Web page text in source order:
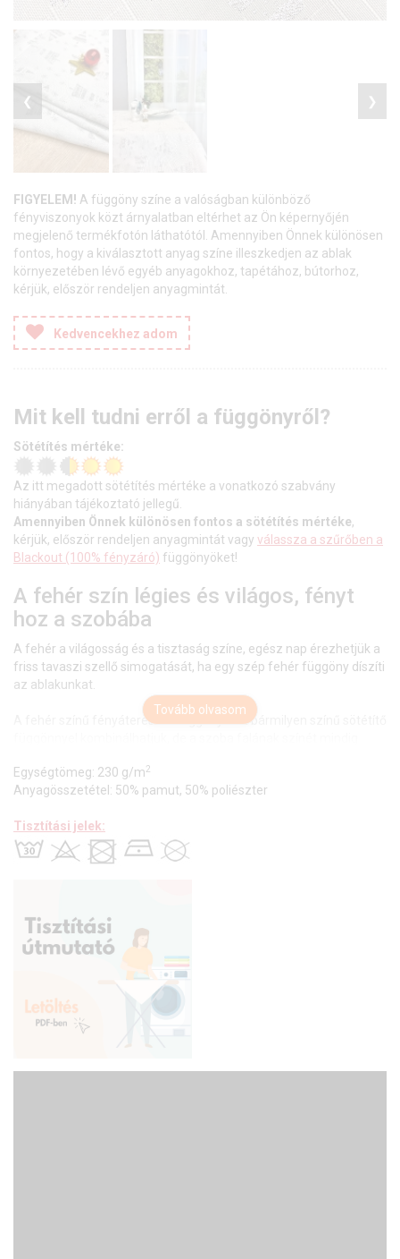
❮ ❯
FIGYELEM! A függöny színe a valóságban különböző
fényviszonyok közt árnyalatban eltérhet az Ön képernyőjén
megjelenő termékfotón láthatótól. Amennyiben Önnek különösen
fontos, hogy a kiválasztott anyag színe illeszkedjen az ablak
környezetében lévő egyéb anyagokhoz, tapétához, bútorhoz,
kérjük, először rendeljen anyagmintát.
Kedvencekhez adom
Mit kell tudni erről a függönyről?
Sötétítés mértéke:
Az itt megadott sötétítés mértéke a vonatkozó szabvány
hiányában tájékoztató jellegű.
Amennyiben Önnek különösen fontos a sötétítés mértéke,
kérjük, először rendeljen anyagmintát vagy válassza a szűrőben a
Blackout (100% fényzáró) függönyöket!
A fehér szín légies és világos, fényt
hoz a szobába
A fehér a világosság és a tisztaság színe, egész nap érezhetjük a
friss tavaszi szellő simogatását, ha egy szép fehér függöny díszíti
az ablakunkat.
A fehér színű fényáteresztő függönyöket bármilyen színű sötétítő
Ez a függöny többféle lakberendezési
stílushoz is jól illeszthető
Ez a függöny több lakberendezési irányzathoz is tökéletesen
illeszkedik – legyen szó a vintage nosztalgiáról, a skandináv
kiemeli a helyiség hangulatát. Ideális választás, ha olyan textilt
keresünk, amely rugalmasan alkalmazkodik a meglévő
bútorokhoz és kiegészítőkhöz.
Anyaga: vászon
Ezek a függönyök többnyire kevert pamut/poliészter szálból
Tovább olvasom
Egységtömeg: 230 g/m2
Anyagösszetétel: 50% pamut, 50% poliészter
Tisztítási jelek: